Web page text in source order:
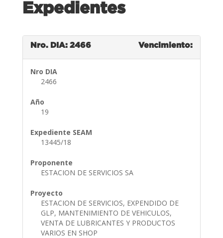
Expedientes
Nro. DIA: 2466 Vencimiento:
Nro DIA
2466
Año
19
Expediente SEAM
13445/18
Proponente
ESTACION DE SERVICIOS SA
Proyecto
ESTACION DE SERVICIOS, EXPENDIDO DE
GLP, MANTENIMIENTO DE VEHICULOS,
VENTA DE LUBRICANTES Y PRODUCTOS
VARIOS EN SHOP